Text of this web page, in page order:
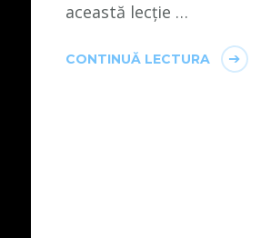
această lecție …
CONTINUĂ LECTURA